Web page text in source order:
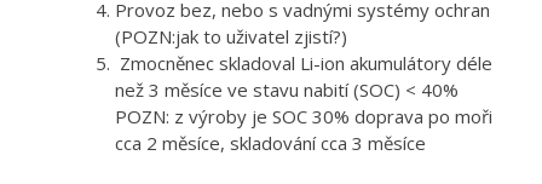
Provoz bez, nebo s vadnými systémy ochran
(POZN:jak to uživatel zjistí?)
Zmocněnec skladoval Li-ion akumulátory déle
než 3 měsíce ve stavu nabití (SOC) < 40%
POZN: z výroby je SOC 30% doprava po moři
cca 2 měsíce, skladování cca 3 měsíce